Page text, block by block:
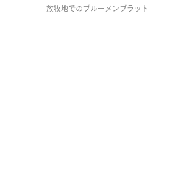
放牧地でのブルーメンブラット